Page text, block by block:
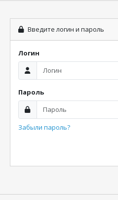
Введите логин и пароль
Логин
Пароль
Забыли пароль?